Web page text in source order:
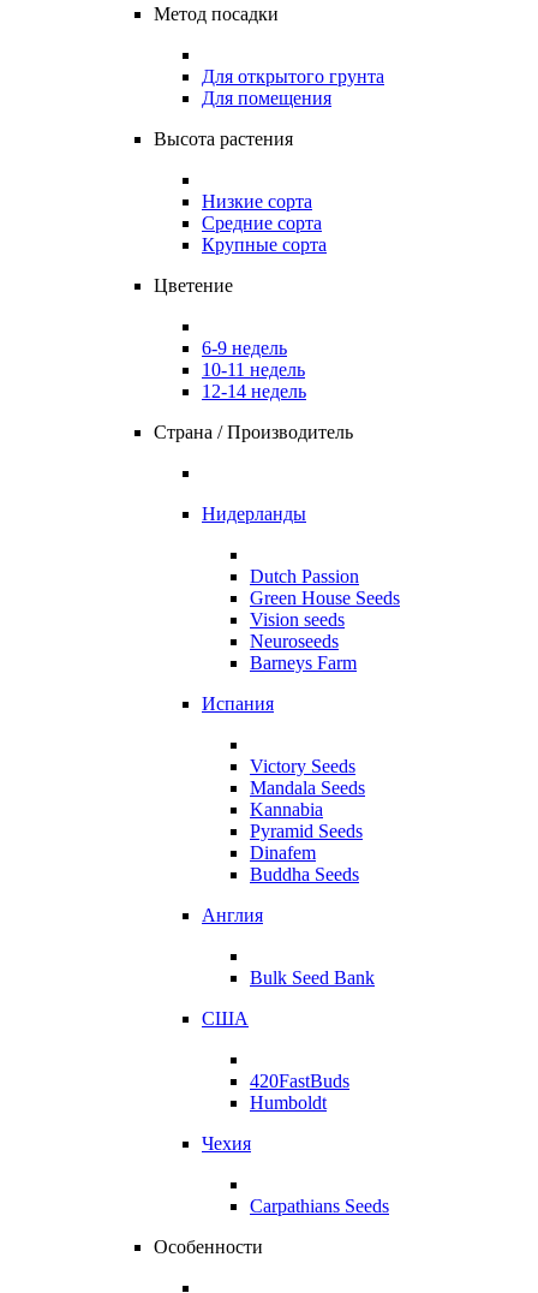
Метод посадки
Для открытого грунта
Для помещения
Высота растения
Низкие сорта
Средние сорта
Крупные сорта
Цветение
6-9 недель
10-11 недель
12-14 недель
Страна / Производитель
Нидерланды
Dutch Passion
Green House Seeds
Vision seeds
Neuroseeds
Barneys Farm
Испания
Victory Seeds
Mandala Seeds
Kannabia
Pyramid Seeds
Dinafem
Buddha Seeds
Англия
Bulk Seed Bank
США
420FastBuds
Humboldt
Чехия
Carpathians Seeds
Особенности